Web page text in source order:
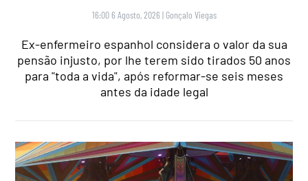
16:00 6 Agosto, 2026 | Gonçalo Viegas
Ex-enfermeiro espanhol considera o valor da sua
pensão injusto, por lhe terem sido tirados 50 anos
para "toda a vida", após reformar-se seis meses
antes da idade legal